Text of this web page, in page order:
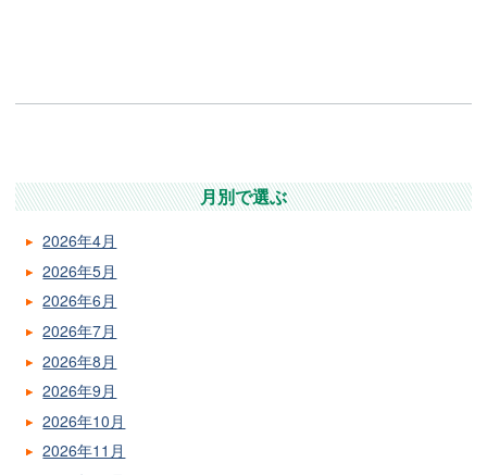
月別で選ぶ
2026年4月
2026年5月
2026年6月
2026年7月
2026年8月
2026年9月
2026年10月
2026年11月